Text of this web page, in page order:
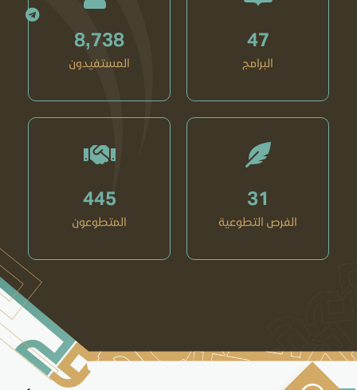
47
البرامج
8,738
المستفيدون
31
الفرص التطوعية
445
المتطوعون